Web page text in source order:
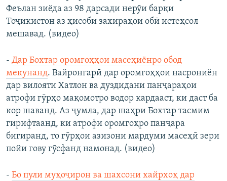
Феълан зиёда аз 98 дарсади нерӯи барқи
Тоҷикистон аз ҳисоби захираҳои обӣ истеҳсол
мешавад. (видео)
- Дар Бохтар оромгоҳҳои масеҳиёнро обод
мекунанд. Вайронгарӣ дар оромгоҳҳои насрониён
дар вилояти Хатлон ва дуздидани панҷараҳои
атрофи гӯрҳо мақомотро водор кардааст, ки даст ба
кор шаванд. Аз ҷумла, дар шаҳри Бохтар тасмим
гирифтаанд, ки атрофи оромгоҳро панҷара
бигиранд, то гӯрҳои азизони мардуми масеҳӣ зери
пойи гову гӯсфанд намонад. (видео)
- Бо пули муҳоҷирон ва шахсони хайрхоҳ дар